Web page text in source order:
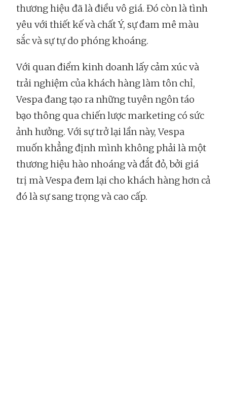
thương hiệu đã là điều vô giá. Đó còn là tình
yêu với thiết kế và chất Ý, sự đam mê màu
sắc và sự tự do phóng khoáng.
Với quan điểm kinh doanh lấy cảm xúc và
trải nghiệm của khách hàng làm tôn chỉ,
Vespa đang tạo ra những tuyên ngôn táo
bạo thông qua chiến lược marketing có sức
ảnh hưởng. Với sự trở lại lần này, Vespa
muốn khẳng định mình không phải là một
thương hiệu hào nhoáng và đắt đỏ, bởi giá
trị mà Vespa đem lại cho khách hàng hơn cả
đó là sự sang trọng và cao cấp.